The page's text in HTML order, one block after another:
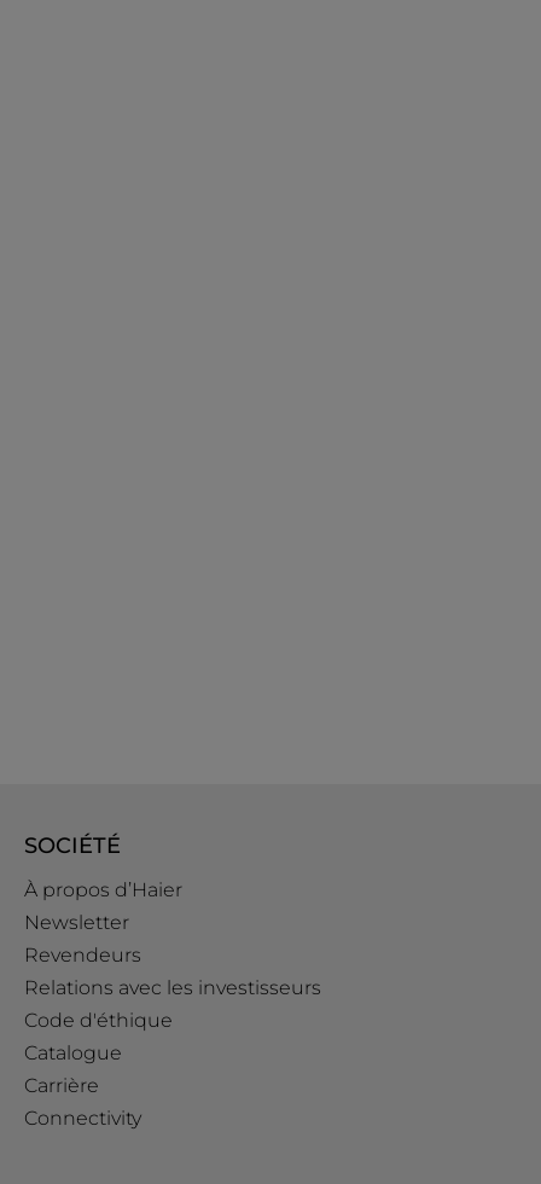
SOCIÉTÉ
À propos d’Haier
Newsletter
Revendeurs
Relations avec les investisseurs
Code d'éthique
Catalogue
Carrière
Connectivity